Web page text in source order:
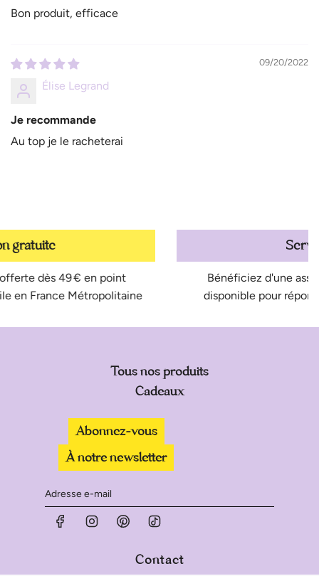
Bon produit, efficace
09/20/2022
Élise Legrand
Je recommande
Au top je le racheterai
Bénéficiez d'une assistance rapide et
disponible pour répondre à toutes vos
Tous nos produits
Cadeaux
Abonnez-vous
À notre newsletter
Contact